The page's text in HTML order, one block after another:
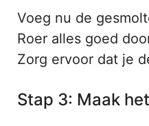
Voeg nu de
Roer alles goed
Zorg ervoor dat je
Stap 3: Maak